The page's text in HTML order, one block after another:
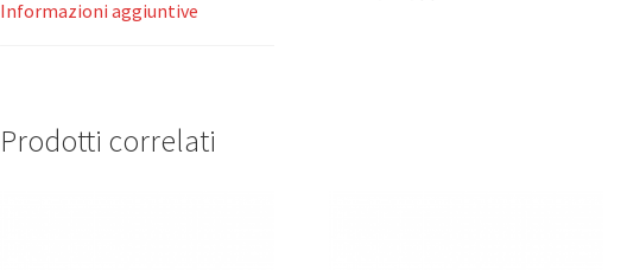
Informazioni aggiuntive
Prodotti correlati